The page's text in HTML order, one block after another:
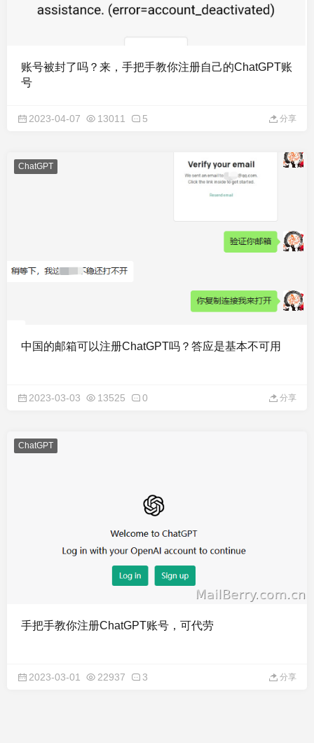
账号被封了吗？来，手把手教你注册自己的ChatGPT账
号
2023-04-07 13011 5 分享
ChatGPT
中国的邮箱可以注册ChatGPT吗？答应是基本不可用
2023-03-03 13525 0 分享
ChatGPT
手把手教你注册ChatGPT账号，可代劳
2023-03-01 22937 3 分享